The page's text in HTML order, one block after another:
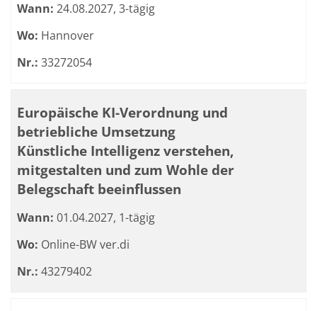
Wann: 24.08.2027, 3-tägig
Wo: Hannover
Nr.: 33272054
Europäische KI-Verordnung und
betriebliche Umsetzung
Künstliche Intelligenz verstehen,
mitgestalten und zum Wohle der
Belegschaft beeinflussen
Wann: 01.04.2027, 1-tägig
Wo: Online-BW ver.di
Nr.: 43279402